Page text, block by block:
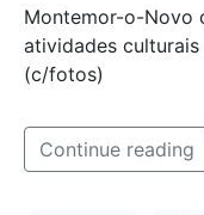
Montemor-o-Novo
atividades
(c/fotos)
Continue reading